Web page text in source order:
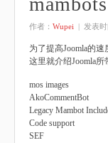
作者： Wupei | 发表时
为了提高Joomla的
这里就介绍Joomla
mos images 方
AkoCommentBot
Legacy Mambot
Code support 代
SEF sef —